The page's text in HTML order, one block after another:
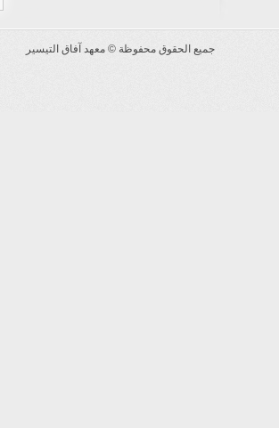
جميع الحقوق محفوظة © معهد آفاق التيسير